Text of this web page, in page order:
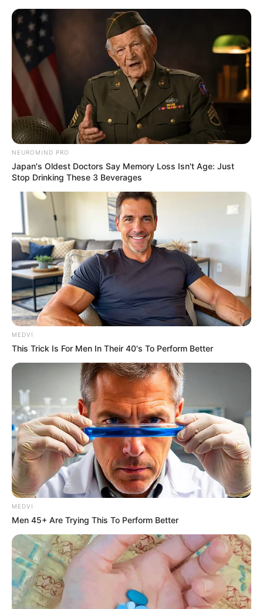
NEUROMIND PRO
Japan's Oldest Doctors Say Memory Loss Isn't Age: Just
Stop Drinking These 3 Beverages
MEDVI
This Trick Is For Men In Their 40's To Perform Better
MEDVI
Men 45+ Are Trying This To Perform Better